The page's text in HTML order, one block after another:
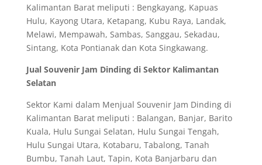
Kalimantan Barat meliputi : Bengkayang, Kapuas
Hulu, Kayong Utara, Ketapang, Kubu Raya, Landak,
Melawi, Mempawah, Sambas, Sanggau, Sekadau,
Sintang, Kota Pontianak dan Kota Singkawang.
Jual Souvenir Jam Dinding di Sektor Kalimantan
Selatan
Sektor Kami dalam Menjual Souvenir Jam Dinding di
Kalimantan Barat meliputi : Balangan, Banjar, Barito
Kuala, Hulu Sungai Selatan, Hulu Sungai Tengah,
Hulu Sungai Utara, Kotabaru, Tabalong, Tanah
Bumbu, Tanah Laut, Tapin, Kota Banjarbaru dan